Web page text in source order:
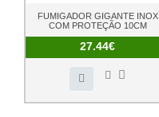
FUMIGADOR GIGANTE INOX
COM PROTEÇÃO 10CM
27.44€